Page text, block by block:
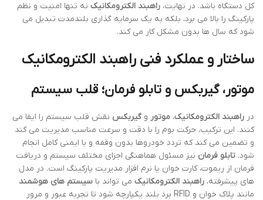
کل دستگاه باشد. در نهایت، راهبند الکترومکانیک نه تنها امنیت و نظم
پارکینگ را بالا می برد، بلکه به یک سرمایه گذاری بلندمدت تبدیل می
شود که سال ها بدون مشکل کار می کند.
ساختار و عملکرد فنی راهبند الکترومکانیک
موتور، گیربکس و تابلو فرمان؛ قلب سیستم
در راهبند الکترومکانیک، موتور و گیربکس نقش قلب سیستم را ایفا می
کنند. این ترکیب، حرکت بوم را با دقت و سرعت مناسب مدیریت می کند
و تضمین می کند که تردد خودروها بدون وقفه و با ایمنی کامل انجام
شود. تابلو فرمان نیز مسئول هماهنگی اجزای مختلف سیستم و دریافت
فرمان از ریموت، کارت خوان یا نرم افزار مدیریت پارکینگ است. در مدل
های پیشرفته، راهبند الکترومکانیک می تواند با سیستم های هوشمند
مانند پلاک خوان و RFID برد بلند یکپارچه شود تا تجربه عبور و مرور